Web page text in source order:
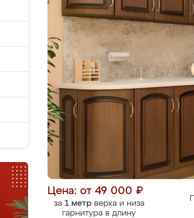
Цена: от 49 000 ₽
за 1 метрверха и низа
гарнитура в длину